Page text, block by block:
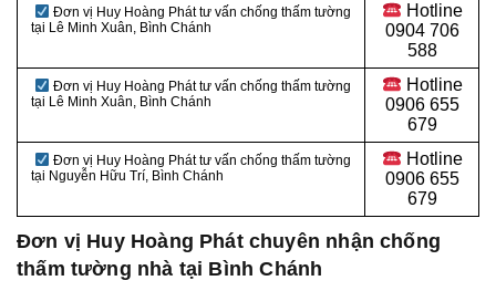
Đơn vị Huy Hoàng Phát tư vấn chống thấm tường
tại Lê Minh Xuân, Bình Chánh
Hotline
0904 706
588
Đơn vị Huy Hoàng Phát tư vấn chống thấm tường
tại Lê Minh Xuân, Bình Chánh
Hotline
0906 655
679
Đơn vị Huy Hoàng Phát tư vấn chống thấm tường
tại Nguyễn Hữu Trí, Bình Chánh
Hotline
0906 655
679
Đơn vị Huy Hoàng Phát chuyên nhận chống
thấm tường nhà tại Bình Chánh